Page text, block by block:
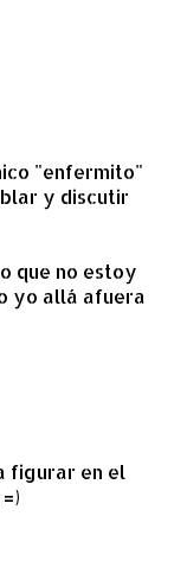
"enfermito"
y discutir
que no estoy
yo allá afuera
figurar en el